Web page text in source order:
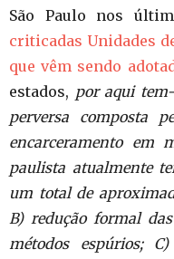
São Paulo nos
criticadas Unidades
que vêm sendo
estados, por aqui
perversa composta
encarceramento em
paulista atualmente
um total de
B) redução formal
métodos espúrios;